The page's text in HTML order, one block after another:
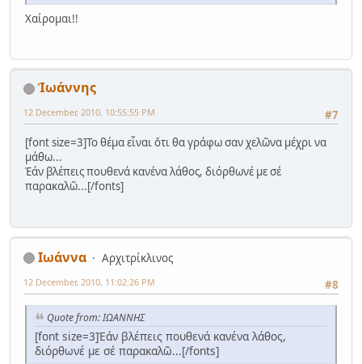
Χαίρομαι!!
Ἰωάννης
#7
12 December, 2010, 10:55:55 PM
[font size=3]Το θέμα εἶναι ὅτι θα γράφω σαν χελῶνα μέχρι να
μάθω...
Ἐάν βλέπεις πουθενά κανένα λάθος, διόρθωνέ με σέ
παρακαλῶ...[/fonts]
Ιωάννα
Αρχιτρίκλινος
#8
12 December, 2010, 11:02:26 PM
Quote from: ΙΩΑΝΝΗΣ
[font size=3]Ἐάν βλέπεις πουθενά κανένα λάθος,
διόρθωνέ με σέ παρακαλῶ...[/fonts]